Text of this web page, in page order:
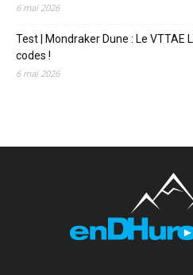
6 mai 2026
Test | Mondraker Dune : Le VTTAE
codes !
6 mai 2026